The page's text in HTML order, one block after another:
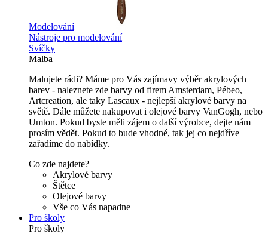
Modelování
Nástroje pro modelování
Svíčky
Malba
Malujete rádi? Máme pro Vás zajímavy výběr akrylových
barev - naleznete zde barvy od firem Amsterdam, Pébeo,
Artcreation, ale taky Lascaux - nejlepší akrylové barvy na
světě. Dále můžete nakupovat i olejové barvy VanGogh, nebo
Umton. Pokud byste měli zájem o další výrobce, dejte nám
prosím vědět. Pokud to bude vhodné, tak jej co nejdříve
zařadíme do nabídky.
Co zde najdete?
Akrylové barvy
Štětce
Olejové barvy
Vše co Vás napadne
Pro školy
Pro školy